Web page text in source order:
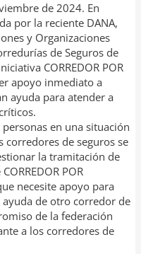
de 2024. En
por la reciente DANA,
y Organizaciones
de Seguros de
CORREDOR POR
apoyo inmediato a
ayuda para atender a
en una situación
de seguros se
la tramitación de
POR
necesite apoyo para
de otro corredor de
de la federación
a los corredores de